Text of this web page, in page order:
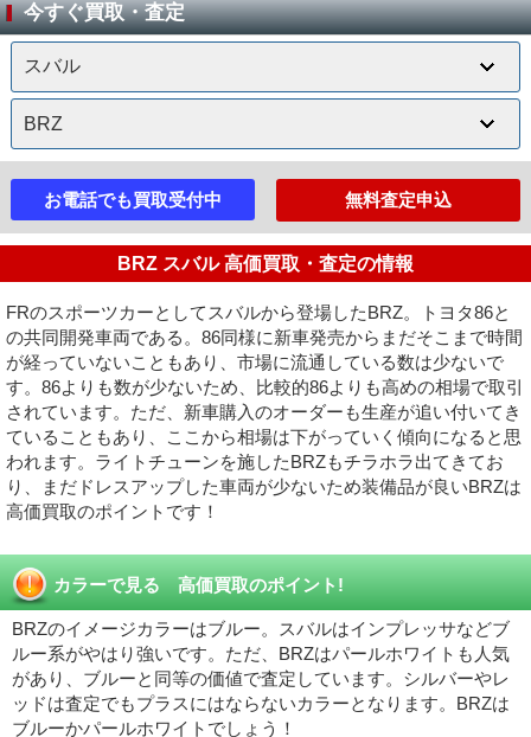
今すぐ買取・査定
お電話でも買取受付中 無料査定申込
BRZ スバル 高価買取・査定の情報
FRのスポーツカーとしてスバルから登場したBRZ。トヨタ86と
の共同開発車両である。86同様に新車発売からまだそこまで時間
が経っていないこともあり、市場に流通している数は少ないで
す。86よりも数が少ないため、比較的86よりも高めの相場で取引
されています。ただ、新車購入のオーダーも生産が追い付いてき
ていることもあり、ここから相場は下がっていく傾向になると思
われます。ライトチューンを施したBRZもチラホラ出てきてお
り、まだドレスアップした車両が少ないため装備品が良いBRZは
高価買取のポイントです！
カラーで見る 高価買取のポイント!
BRZのイメージカラーはブルー。スバルはインプレッサなどブ
ルー系がやはり強いです。ただ、BRZはパールホワイトも人気
があり、ブルーと同等の価値で査定しています。シルバーやレ
ッドは査定でもプラスにはならないカラーとなります。BRZは
ブルーかパールホワイトでしょう！